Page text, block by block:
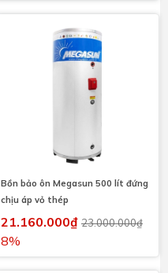
Bồn bảo ôn Megasun 500 lít đứng
chịu áp vỏ thép
21.160.000₫ 23.000.000₫
8%